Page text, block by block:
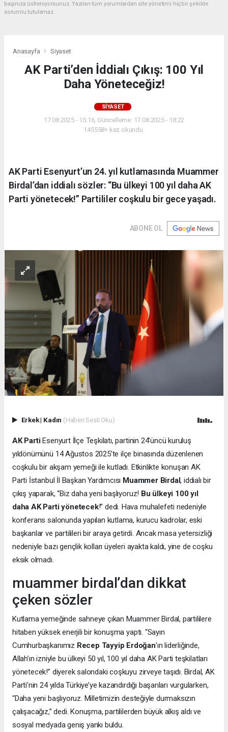
başınıza üstleniyorsunuz. Yazılan tüm yorumlardan site yönetimi hiçbir şekilde
sorumlu tutulamaz.
Anasayfa Siyaset
AK Parti’den İddialı Çıkış: 100 Yıl
Daha Yöneteceğiz!
SIYASET
17.08.2025 - 15:16, Güncelleme: 17.08.2025 - 18:22
145558+ kez okundu.
AK Parti Esenyurt’un 24. yıl kutlamasında Muammer
Birdal’dan iddialı sözler: “Bu ülkeyi 100 yıl daha AK
Parti yönetecek!” Partililer coşkulu bir gece yaşadı.
ABONE OL
Erkek| Kadın (Haberi Sesli Oku)
AK PartiEsenyurt İlçe Teşkilatı, partinin 24’üncü kuruluş
yıldönümünü 14 Ağustos 2025’te ilçe binasında düzenlenen
coşkulu bir akşam yemeği ile kutladı. Etkinlikte konuşan AK
Parti İstanbul İl Başkan Yardımcısı Muammer Birdal, iddialı bir
çıkış yaparak, “Biz daha yeni başlıyoruz! Bu ülkeyi 100 yıl
daha AK Parti yönetecek!” dedi. Hava muhalefeti nedeniyle
konferans salonunda yapılan kutlama, kurucu kadrolar, eski
başkanlar ve partilileri bir araya getirdi. Ancak masa yetersizliği
nedeniyle bazı gençlik kolları üyeleri ayakta kaldı, yine de coşku
eksik olmadı.
muammer birdal’dan dikkat
çeken sözler
Kutlama yemeğinde sahneye çıkan Muammer Birdal, partililere
hitaben yüksek enerjili bir konuşma yaptı. “Sayın
Cumhurbaşkanımız Recep Tayyip Erdoğan’ın liderliğinde,
Allah’ın izniyle bu ülkeyi 50 yıl, 100 yıl daha AK Parti teşkilatları
yönetecek!” diyerek salondaki coşkuyu zirveye taşıdı. Birdal, AK
Parti’nin 24 yılda Türkiye’ye kazandırdığı başarıları vurgularken,
“Daha yeni başlıyoruz. Milletimizin desteğiyle durmaksızın
çalışacağız,” dedi. Konuşma, partililerden büyük alkış aldı ve
sosyal medyada geniş yankı buldu.